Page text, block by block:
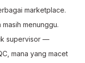
marketplace.
menunggu.
supervisor —
mana yang macet